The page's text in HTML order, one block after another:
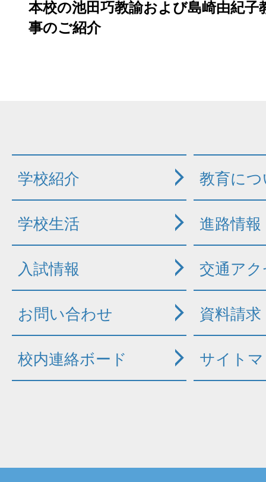
本校の池田巧教諭および島崎由紀子
事のご紹介
学校紹介 教育に
学校生活 進路情報
入試情報 交通ア
お問い合わせ 資料請求
校内連絡ボード サイト